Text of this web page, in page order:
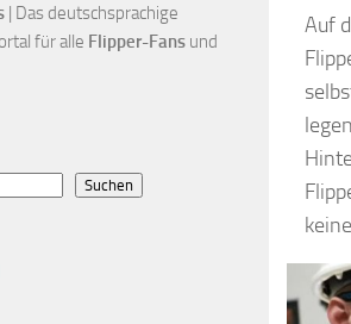
Auf
| Das deutschsprachige
für alle Flipper-Fans
Suchen